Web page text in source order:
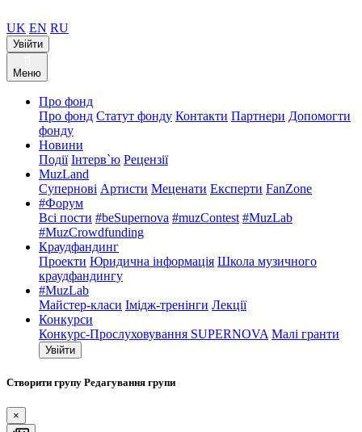
UK EN RU
Увійти
Меню
Про фонд
Про фонд Статут фонду Контакти Партнери Допомогти
фонду
Новини
Події Інтерв`ю Рецензії
MuzLand
Супернові Артисти Меценати Експерти FanZone
#Форум
Всі пости #beSupernova #muzContest #MuzLab
#MuzCrowdfunding
Краудфандинг
Проекти Юридична інформація Школа музичного
краудфандингу
#MuzLab
Майстер-класи Імідж-тренінги Лекції
Конкурси
Конкурс-Прослуховування SUPERNOVA Малі гранти
Увійти
Створити групу Редагування групи
×